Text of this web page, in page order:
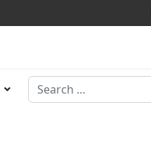
Search